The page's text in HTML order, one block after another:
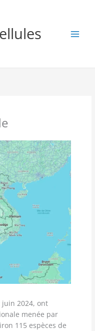
2024, ont
menée par
115 espèces de